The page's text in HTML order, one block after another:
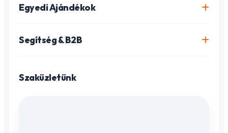
Igazolványkép készítés
Egyedi Ajándékok
Gravírozott ajándékok
Segítség & B2B
Szaküzletünk